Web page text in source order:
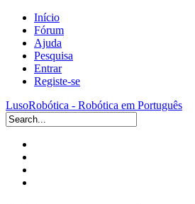
Início
Fórum
Ajuda
Pesquisa
Entrar
Registe-se
LusoRobótica - Robótica em Português